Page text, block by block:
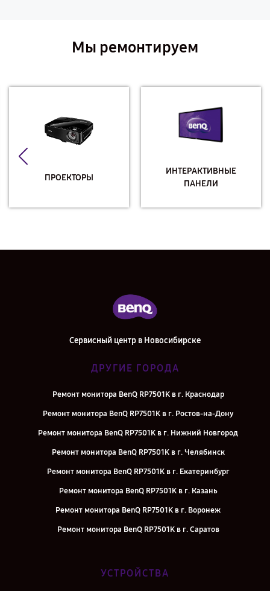
Мы ремонтируем
ПРОЕКТОРЫ
ИНТЕРАКТИВНЫЕ
ПАНЕЛИ
Сервисный центр в Новосибирске
ДРУГИЕ ГОРОДА
Ремонт монитора BenQ RP7501K в г. Краснодар
Ремонт монитора BenQ RP7501K в г. Ростов-на-Дону
Ремонт монитора BenQ RP7501K в г. Нижний Новгород
Ремонт монитора BenQ RP7501K в г. Челябинск
Ремонт монитора BenQ RP7501K в г. Екатеринбург
Ремонт монитора BenQ RP7501K в г. Казань
Ремонт монитора BenQ RP7501K в г. Воронеж
Ремонт монитора BenQ RP7501K в г. Саратов
Ремонт монитора BenQ RP7501K в г. Киров
УСТРОЙСТВА